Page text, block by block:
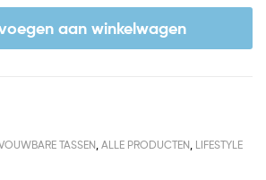
aan winkelwagen
TASSEN ALLE PRODUCTEN LIFESTYLE